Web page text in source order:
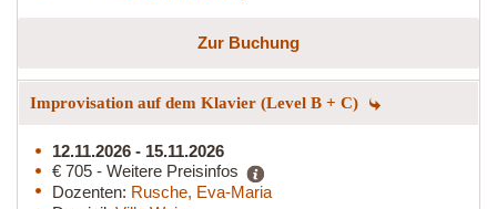
Zur Buchung
Improvisation auf dem Klavier (Level B + C)
12.11.2026 - 15.11.2026
€ 705 - Weitere Preisinfos
Dozenten: Rusche, Eva-Maria